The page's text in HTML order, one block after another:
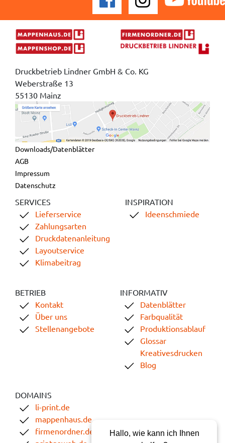
Druckbetrieb Lindner GmbH & Co. KG
Weberstraße 13
55130 Mainz
Downloads/Datenblätter
AGB
Impressum
Datenschutz
SERVICES
Lieferservice
Zahlungsarten
Druckdatenanleitung
Layoutservice
Klimabeitrag
INSPIRATION
Ideenschmiede
BETRIEB
Kontakt
Über uns
Stellenangebote
INFORMATIV
Datenblätter
Farbqualität
Produktionsablauf
Glossar
Kreativesdrucken
Blog
DOMAINS
li-print.de
mappenhaus.de
firmenordner.de
Hallo, wie kann ich Ihnen